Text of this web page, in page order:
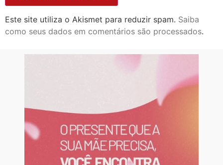
Este site utiliza o Akismet para reduzir spam. Saiba
como seus dados em comentários são processados.